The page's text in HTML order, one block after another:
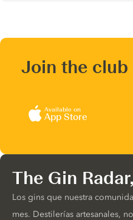
Join the
Available on
App Store
The Gin Radar,
Los gins que nuestra
mes. Destilerías artesanales,